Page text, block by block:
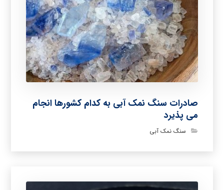
صادرات سنگ نمک آبی به کدام کشورها انجام
می پذیرد
سنگ نمک آبی